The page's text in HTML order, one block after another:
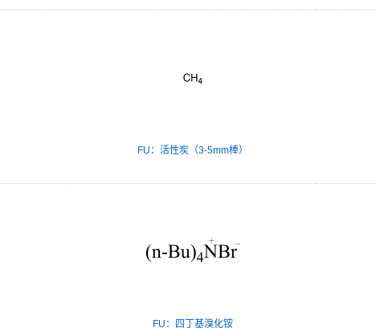
FU：活性炭（3-5mm棒）
FU：四丁基溴化铵